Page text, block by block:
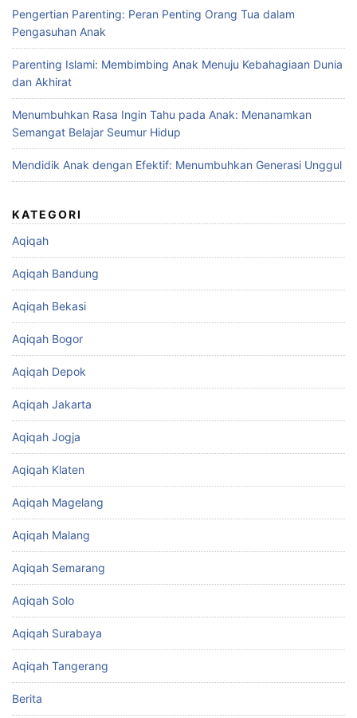
Pengertian Parenting: Peran Penting Orang Tua dalam
Pengasuhan Anak
Parenting Islami: Membimbing Anak Menuju Kebahagiaan Dunia
dan Akhirat
Menumbuhkan Rasa Ingin Tahu pada Anak: Menanamkan
Semangat Belajar Seumur Hidup
Mendidik Anak dengan Efektif: Menumbuhkan Generasi Unggul
KATEGORI
Aqiqah
Aqiqah Bandung
Aqiqah Bekasi
Aqiqah Bogor
Aqiqah Depok
Aqiqah Jakarta
Aqiqah Jogja
Aqiqah Klaten
Aqiqah Magelang
Aqiqah Malang
Aqiqah Semarang
Aqiqah Solo
Aqiqah Surabaya
Aqiqah Tangerang
Berita